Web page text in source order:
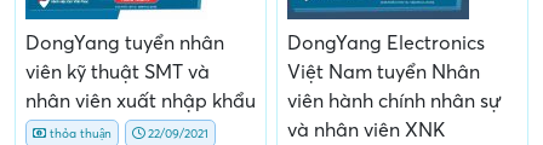
DongYang tuyển nhân
viên kỹ thuật SMT và
nhân viên xuất nhập khẩu
thỏa thuận 22/09/2021
DongYang Electronics
Việt Nam tuyển Nhân
viên hành chính nhân sự
và nhân viên XNK